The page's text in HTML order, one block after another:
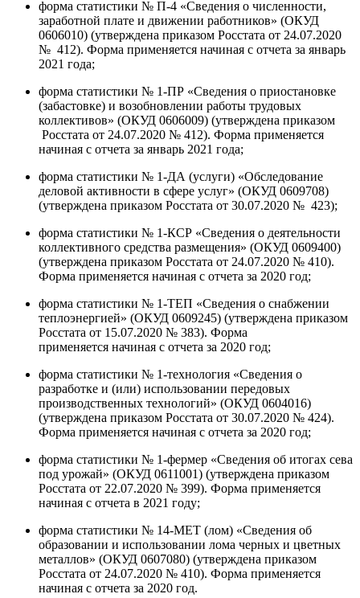
форма статистики № П-4 «Сведения о численности,
заработной плате и движении работников» (ОКУД
0606010) (утверждена приказом Росстата от 24.07.2020
№ 412). Форма применяется начиная с отчета за январь
2021 года;
форма статистики № 1-ПР «Сведения о приостановке
(забастовке) и возобновлении работы трудовых
коллективов» (ОКУД 0606009) (утверждена приказом
Росстата от 24.07.2020 № 412). Форма применяется
начиная с отчета за январь 2021 года;
форма статистики № 1-ДА (услуги) «Обследование
деловой активности в сфере услуг» (ОКУД 0609708)
(утверждена приказом Росстата от 30.07.2020 № 423);
форма статистики № 1-КСР «Сведения о деятельности
коллективного средства размещения» (ОКУД 0609400)
(утверждена приказом Росстата от 24.07.2020 № 410).
Форма применяется начиная с отчета за 2020 год;
форма статистики № 1-ТЕП «Сведения о снабжении
теплоэнергией» (ОКУД 0609245) (утверждена приказом
Росстата от 15.07.2020 № 383). Форма
применяется начиная с отчета за 2020 год;
форма статистики № 1-технология «Сведения о
разработке и (или) использовании передовых
производственных технологий» (ОКУД 0604016)
(утверждена приказом Росстата от 30.07.2020 № 424).
Форма применяется начиная с отчета за 2020 год;
форма статистики № 1-фермер «Сведения об итогах сева
под урожай» (ОКУД 0611001) (утверждена приказом
Росстата от 22.07.2020 № 399). Форма применяется
начиная с отчета в 2021 году;
форма статистики № 14-МЕТ (лом) «Сведения об
образовании и использовании лома черных и цветных
металлов» (ОКУД 0607080) (утверждена приказом
Росстата от 24.07.2020 № 410). Форма применяется
начиная с отчета за 2020 год.